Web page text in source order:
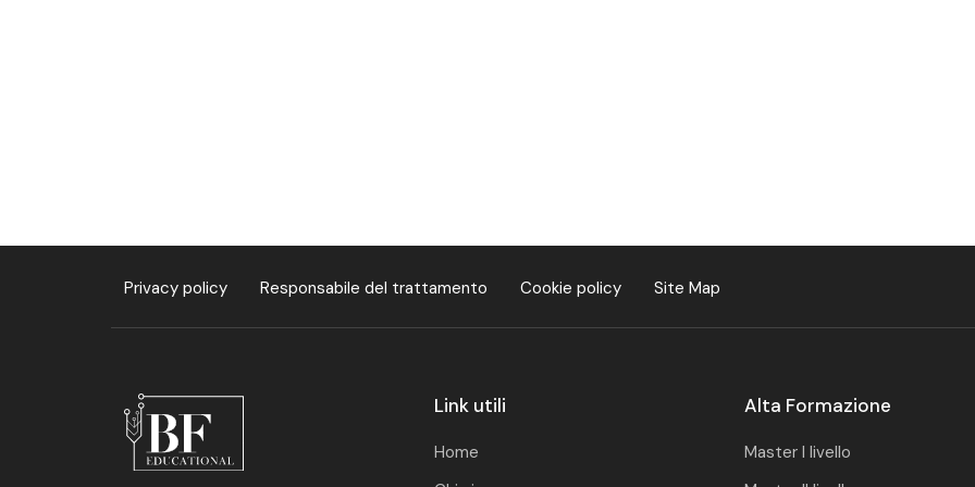
Privacy policy Responsabile del trattamento Cookie policy Site Map
Link utili
Home
Alta Formazione
Master I livello